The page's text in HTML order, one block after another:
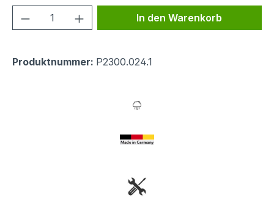
Produkt Anzahl: Gib denIn den Warenkorb
Produktnummer: P2300.024.1